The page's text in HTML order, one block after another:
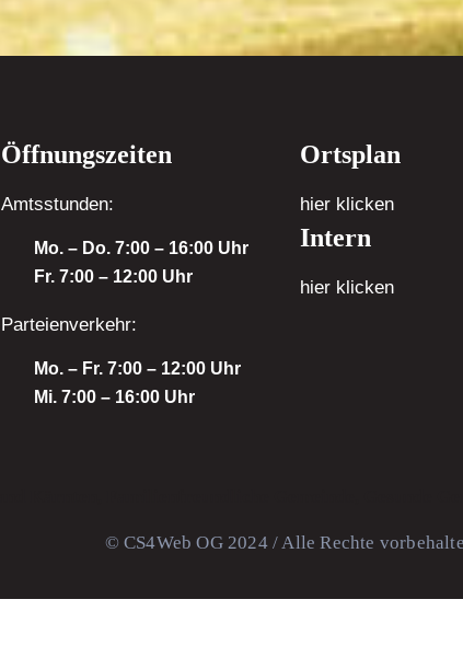
Öffnungszeiten
Amtsstunden:
Mo. – Do. 7:00 – 16:00 Uhr
Fr. 7:00 – 12:00 Uhr
Parteienverkehr:
Mo. – Fr. 7:00 – 12:00 Uhr
Mi. 7:00 – 16:00 Uhr
Ortsplan
hier klicken
Intern
hier klicken
© CS4Web OG 2024 / Alle Rechte